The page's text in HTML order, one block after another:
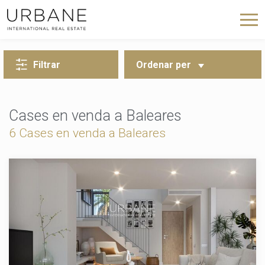
Filtrar Ordenar per
Cases en venda a Baleares
6 Cases en venda a Baleares